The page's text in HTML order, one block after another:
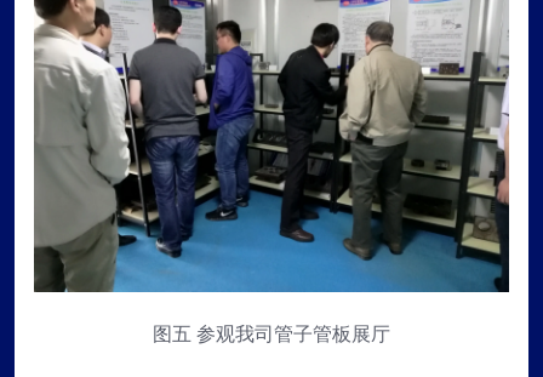
图五 参观我司管子管板展厅